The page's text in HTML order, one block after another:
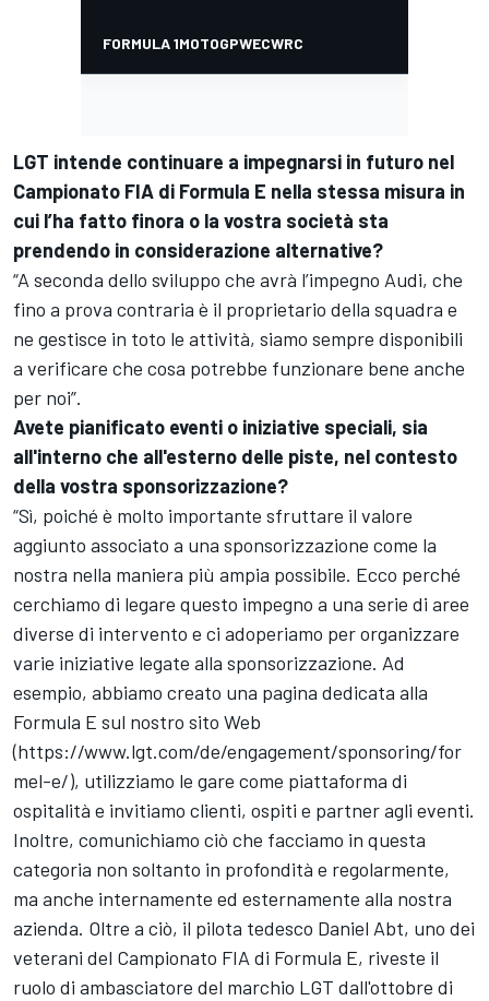
LGT intende continuare a impegnarsi in futuro nel
Campionato FIA di Formula E nella stessa misura in
cui l’ha fatto finora o la vostra società sta
prendendo in considerazione alternative?
“A seconda dello sviluppo che avrà l’impegno Audi, che
fino a prova contraria è il proprietario della squadra e
ne gestisce in toto le attività, siamo sempre disponibili
a verificare che cosa potrebbe funzionare bene anche
per noi”.
Avete pianificato eventi o iniziative speciali, sia
all'interno che all'esterno delle piste, nel contesto
della vostra sponsorizzazione?
“Sì, poiché è molto importante sfruttare il valore
aggiunto associato a una sponsorizzazione come la
nostra nella maniera più ampia possibile. Ecco perché
cerchiamo di legare questo impegno a una serie di aree
diverse di intervento e ci adoperiamo per organizzare
varie iniziative legate alla sponsorizzazione. Ad
esempio, abbiamo creato una pagina dedicata alla
Formula E sul nostro sito Web
(https://www.lgt.com/de/engagement/sponsoring/for
mel-e/), utilizziamo le gare come piattaforma di
ospitalità e invitiamo clienti, ospiti e partner agli eventi.
Inoltre, comunichiamo ciò che facciamo in questa
categoria non soltanto in profondità e regolarmente,
ma anche internamente ed esternamente alla nostra
azienda. Oltre a ciò, il pilota tedesco Daniel Abt, uno dei
veterani del Campionato FIA di Formula E, riveste il
ruolo di ambasciatore del marchio LGT dall'ottobre di